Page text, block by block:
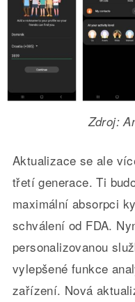
Zdroj:
Aktualizace se ale
třetí generace. Ti
maximální absorpci
schválení od FDA.
personalizovanou
vylepšené funkce
zařízení. Nová